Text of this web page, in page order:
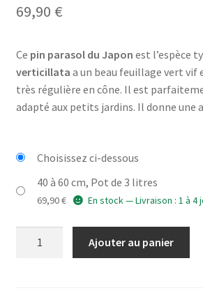
69,90 €
Ce pin parasol du Japon est l’espèce
verticillata a un beau feuillage vert vif
très régulière en cône. Il est
adapté aux petits jardins. Il donne une
Choisissez ci-dessous
40 à 60 cm, Pot de 3 litres
69,90€ En stock — Livraison : 1 à 4
Ajouter au panier